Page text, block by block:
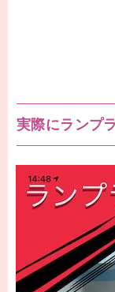
実際にランプ